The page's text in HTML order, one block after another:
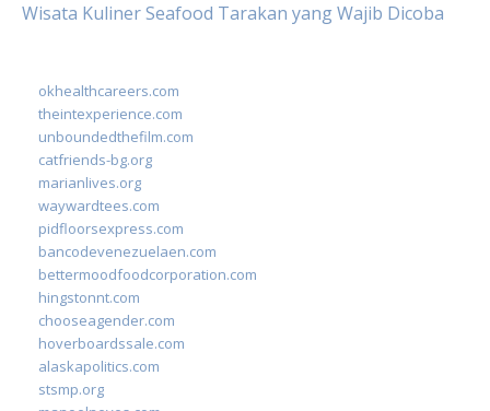
Wisata Kuliner Seafood Tarakan yang Wajib Dicoba
okhealthcareers.com
theintexperience.com
unboundedthefilm.com
catfriends-bg.org
marianlives.org
waywardtees.com
pidfloorsexpress.com
bancodevenezuelaen.com
bettermoodfoodcorporation.com
hingstonnt.com
chooseagender.com
hoverboardssale.com
alaskapolitics.com
stsmp.org